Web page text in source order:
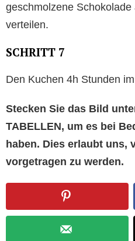
geschmolzene Schokolade
verteilen.
SCHRITT 7
Den Kuchen 4h Stunden
Stecken Sie das Bild
TABELLEN, um es bei
haben. Dies erlaubt uns,
vorgetragen zu werden.